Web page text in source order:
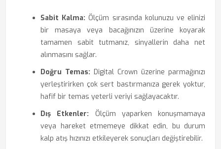
Sabit Kalma: Ölçüm sırasında kolunuzu ve elinizi
bir masaya veya bacağınızın üzerine koyarak
tamamen sabit tutmanız, sinyallerin daha net
alınmasını sağlar.
Doğru Temas: Digital Crown üzerine parmağınızı
yerleştirirken çok sert bastırmanıza gerek yoktur,
hafif bir temas yeterli veriyi sağlayacaktır.
Dış Etkenler: Ölçüm yaparken konuşmamaya
veya hareket etmemeye dikkat edin, bu durum
kalp atış hızınızı etkileyerek sonuçları değiştirebilir.